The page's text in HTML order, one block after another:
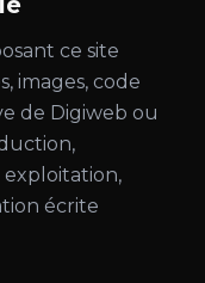
ce site
images, code
de Digiweb ou
écrite